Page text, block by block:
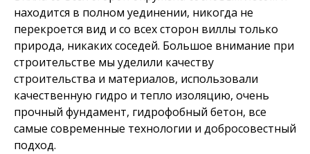
находится в полном уединении, никогда не
перекроется вид и со всех сторон виллы только
природа, никаких соседей. Большое внимание при
строительстве мы уделили качеству
строительства и материалов, использовали
качественную гидро и тепло изоляцию, очень
прочный фундамент, гидрофобный бетон, все
самые современные технологии и добросовестный
подход.